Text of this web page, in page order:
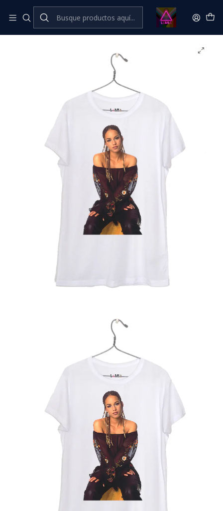
Inicio Catálogo Classic Música Classic Alicia Keys #7